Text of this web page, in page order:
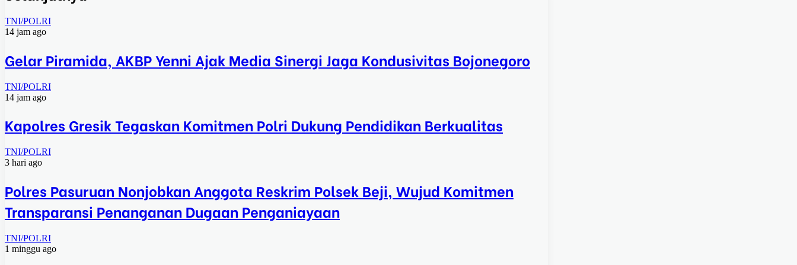
TNI/POLRI
14 jam ago
Gelar Piramida, AKBP Yenni Ajak Media Sinergi Jaga Kondusivitas Bojonegoro
TNI/POLRI
14 jam ago
Kapolres Gresik Tegaskan Komitmen Polri Dukung Pendidikan Berkualitas
TNI/POLRI
3 hari ago
Polres Pasuruan Nonjobkan Anggota Reskrim Polsek Beji, Wujud Komitmen
Transparansi Penanganan Dugaan Penganiayaan
TNI/POLRI
1 minggu ago